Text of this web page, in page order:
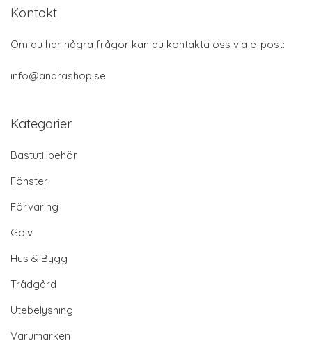
Kontakt
Om du har några frågor kan du kontakta oss via e-post:
info@andrashop.se
Kategorier
Bastutillbehör
Fönster
Förvaring
Golv
Hus & Bygg
Trådgård
Utebelysning
Varumärken